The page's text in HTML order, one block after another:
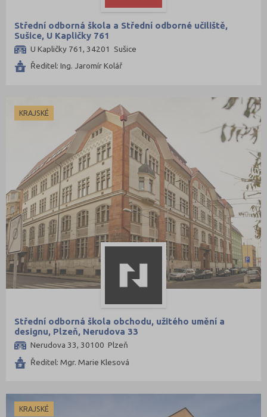
Střední odborná škola a Střední odborné učiliště,
Sušice, U Kapličky 761
U Kapličky 761, 34201 Sušice
Ředitel: Ing. Jaromír Kolář
KRAJSKÉ
Střední odborná škola obchodu, užitého umění a
designu, Plzeň, Nerudova 33
Nerudova 33, 30100 Plzeň
Ředitel: Mgr. Marie Klesová
KRAJSKÉ